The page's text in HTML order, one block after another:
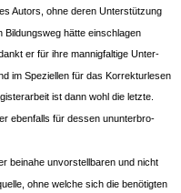
Autors, ohne deren Unterstützung
Bildungsweg hätte einschlagen
er für ihre mannigfaltige Unter-
im Speziellen für das Korrekturlesen
ist dann wohl die letzte.
ebenfalls für dessen ununterbro-
beinahe unvorstellbaren und nicht
ohne welche sich die benötigten